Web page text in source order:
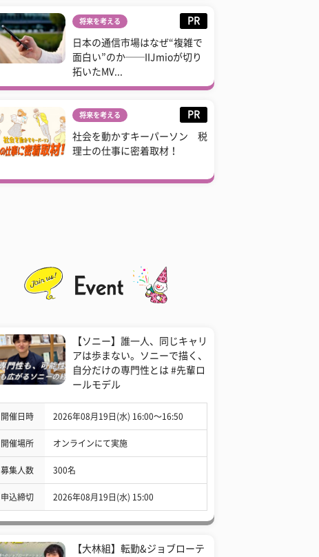
将来を考える PR
日本の通信市場はなぜ“複雑で
面白い”のか──IIJmioが切り
拓いたMV...
将来を考える PR
社会を動かすキーパーソン 税
理士の仕事に密着取材！
【ソニー】誰一人、同じキャリ
アは歩まない。ソニーで描く、
自分だけの専門性とは #先輩ロ
ールモデル
開催日時 2026年08月19日(水) 16:00〜16:50
開催場所 オンラインにて実施
募集人数 300名
申込締切 2026年08月19日(水) 15:00
【大林組】転勤&ジョブローテ